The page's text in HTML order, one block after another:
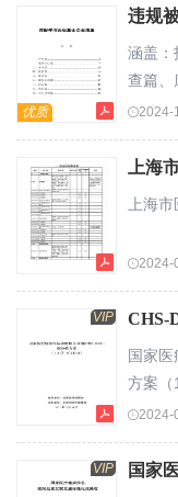
诈骗保
查、检
复、
分析。
优质
涵盖：
查篇、
篇，
2024-
上海
上海
2024-
VIP
国家
方案（
担单位
DRG
2024-
VIP